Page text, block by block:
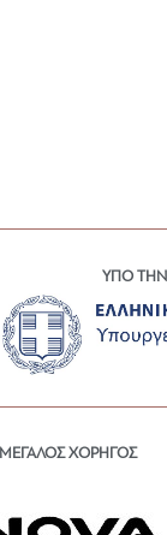
ΥΠΟ ΤΗΝ
ΜΕΓΑΛΟΣ ΧΟΡΗΓΟΣ